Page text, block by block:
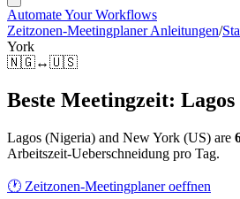
Automate Your Workflows
Zeitzonen-Meetingplaner Anleitungen/
York
🇳🇬↔🇺🇸
Beste Meetingzeit:
Lagos (Nigeria) and New York (US) are
Arbeitszeit-Ueberschneidung pro Tag.
🕐 Zeitzonen-Meetingplaner oeffnen